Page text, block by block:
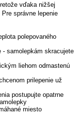
vďaka nižšej
správne lepenie
polepovaného
samolepkám skracujete
liehom odmastenú
prilepenie už
postupujte opatrne
miesto